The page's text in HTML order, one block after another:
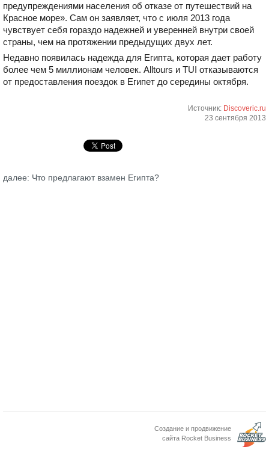
предупреждениями населения об отказе от путешествий на
Красное море». Сам он заявляет, что с июля 2013 года
чувствует себя гораздо надежней и уверенней внутри своей
страны, чем на протяжении предыдущих двух лет.
Недавно появилась надежда для Египта, которая дает работу
более чем 5 миллионам человек. Alltours и TUI отказываются
от предоставления поездок в Египет до середины октября.
Источник: Discoveric.ru
23 сентября 2013
далее: Что предлагают взамен Египта?
Создание и продвижение
сайта Rocket Business